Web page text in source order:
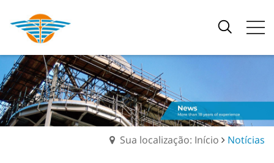
Sua localização: Início Notícias